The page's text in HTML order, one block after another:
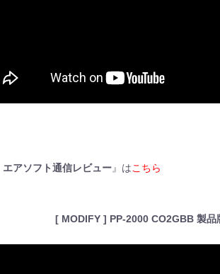
エアソフト通信レビュー』はこちら
[ MODIFY ] PP-2000 CO2GBB 製品